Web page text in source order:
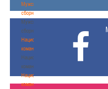
Мужские
сборные
Мужские
сборные
Национальная
команда
Национальная
команда
Национальная
команда